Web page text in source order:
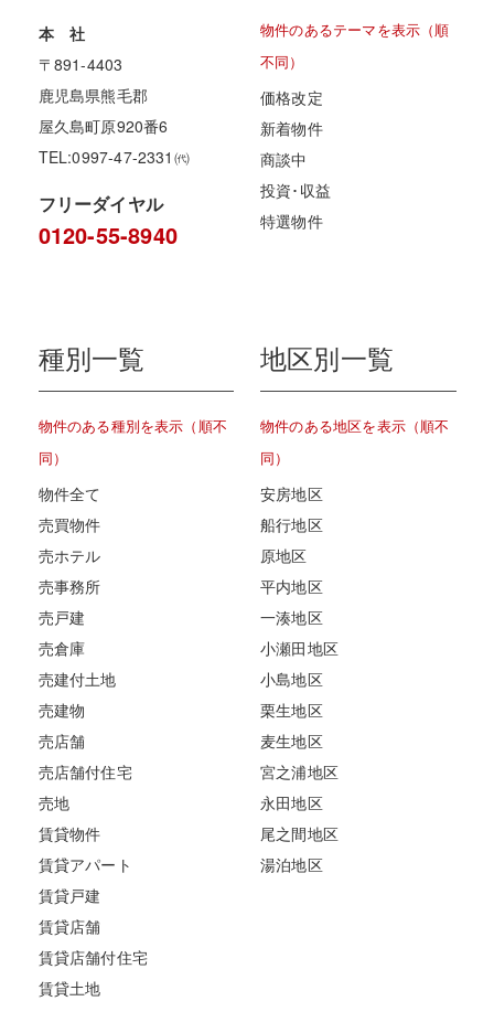
本 社
〒891-4403
鹿児島県熊毛郡
屋久島町原920番6
TEL:0997-47-2331㈹
フリーダイヤル
0120-55-8940
物件のあるテーマを表示（順
不同）
価格改定
新着物件
商談中
投資･収益
特選物件
種別一覧
物件のある種別を表示（順不
同）
物件全て
売買物件
売ホテル
売事務所
売戸建
売倉庫
売建付土地
売建物
売店舗
売店舗付住宅
売地
賃貸物件
賃貸アパート
賃貸戸建
賃貸店舗
賃貸店舗付住宅
賃貸土地
地区別一覧
物件のある地区を表示（順不
同）
安房地区
船行地区
原地区
平内地区
一湊地区
小瀬田地区
小島地区
栗生地区
麦生地区
宮之浦地区
永田地区
尾之間地区
湯泊地区